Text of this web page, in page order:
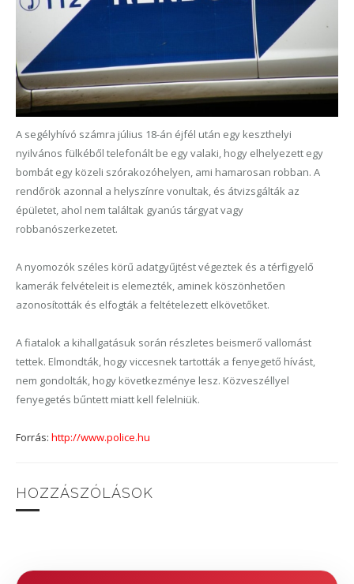
A segélyhívó számra július 18-án éjfél után egy keszthelyi
nyilvános fülkéből telefonált be egy valaki, hogy elhelyezett egy
bombát egy közeli szórakozóhelyen, ami hamarosan robban. A
rendőrök azonnal a helyszínre vonultak, és átvizsgálták az
épületet, ahol nem találtak gyanús tárgyat vagy
robbanószerkezetet.
A nyomozók széles körű adatgyűjtést végeztek és a térfigyelő
kamerák felvételeit is elemezték, aminek köszönhetően
azonosították és elfogták a feltételezett elkövetőket.
A fiatalok a kihallgatásuk során részletes beismerő vallomást
tettek. Elmondták, hogy viccesnek tartották a fenyegető hívást,
nem gondolták, hogy következménye lesz. Közveszéllyel
fenyegetés bűntett miatt kell felelniük.
Forrás: http://www.police.hu
HOZZÁSZÓLÁSOK